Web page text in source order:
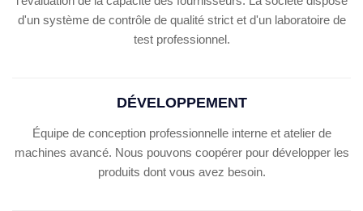
Pièces de cercueil de coin de cercueil d'argent de
matière plastique de pp avec des barres d'acier
Coin convenable de cercueil de cercueil funèbre en
Pièces convenables de cercueil de cercueil funèbre
en plastique d'or avec le film de revêtement
d'un système de contrôle de qualité strict et d'un laboratoire de
test professionnel.
DÉVELOPPEMENT
Équipe de conception professionnelle interne et atelier de
machines avancé. Nous pouvons coopérer pour développer les
produits dont vous avez besoin.